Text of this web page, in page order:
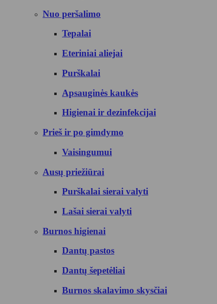
Nuo peršalimo
Tepalai
Eteriniai aliejai
Purškalai
Apsauginės kaukės
Higienai ir dezinfekcijai
Prieš ir po gimdymo
Vaisingumui
Ausų priežiūrai
Purškalai sierai valyti
Lašai sierai valyti
Burnos higienai
Dantų pastos
Dantų šepetėliai
Burnos skalavimo skysčiai